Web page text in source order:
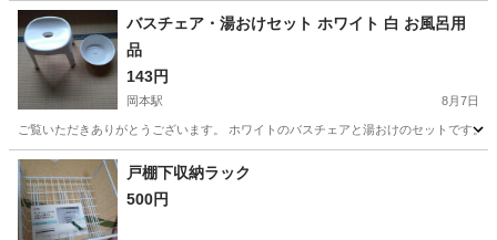
栃木 那須郡 黒磯駅 食器 茶碗
バスチェア・湯おけセット ホワイト 白 お風呂用
品
143円
岡本駅 8月7日
ご覧いただきありがとうございます。 ホワイトのバスチェアと湯おけのセットです
栃木 宇都宮市 岡本駅 家庭用品
戸棚下収納ラック
500円